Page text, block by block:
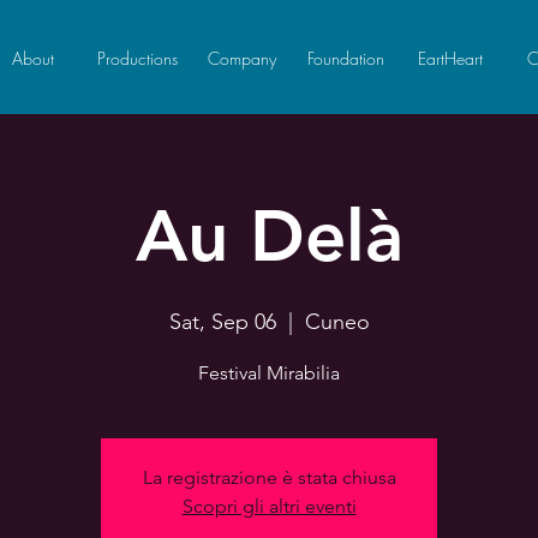
About Productions Company Foundation EartHeart
Au Delà
Sat, Sep 06
  |
Cuneo
Festival Mirabilia
La registrazione è stata chiusa
Scopri gli altri eventi